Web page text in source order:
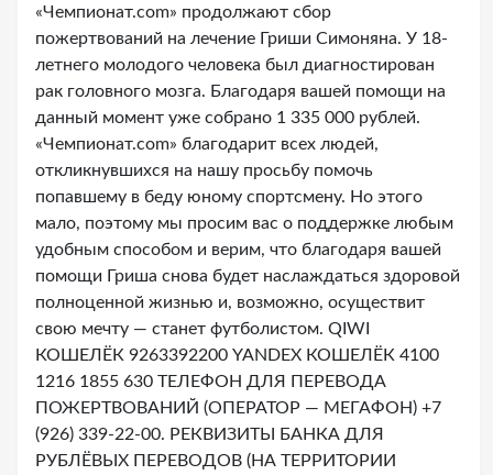
«Чемпионат.com» продолжают сбор
пожертвований на лечение Гриши Симоняна. У 18-
летнего молодого человека был диагностирован
рак головного мозга. Благодаря вашей помощи на
данный момент уже собрано 1 335 000 рублей.
«Чемпионат.сom» благодарит всех людей,
откликнувшихся на нашу просьбу помочь
попавшему в беду юному спортсмену. Но этого
мало, поэтому мы просим вас о поддержке любым
удобным способом и верим, что благодаря вашей
помощи Гриша снова будет наслаждаться здоровой
полноценной жизнью и, возможно, осуществит
свою мечту — станет футболистом. QIWI
КОШЕЛЁК 9263392200 YANDEX КОШЕЛЁК 4100
1216 1855 630 ТЕЛЕФОН ДЛЯ ПЕРЕВОДА
ПОЖЕРТВОВАНИЙ (ОПЕРАТОР — МЕГАФОН) +7
(926) 339-22-00. РЕКВИЗИТЫ БАНКА ДЛЯ
РУБЛЁВЫХ ПЕРЕВОДОВ (НА ТЕРРИТОРИИ